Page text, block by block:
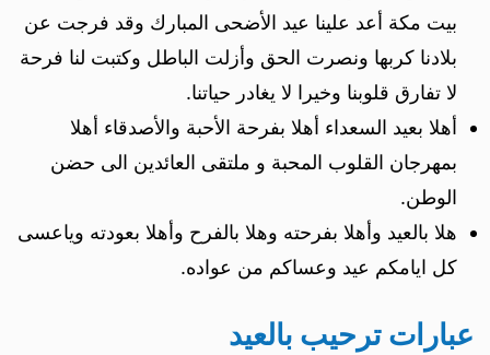
بيت مكة أعد علينا عيد الأضحى المبارك وقد فرجت عن
بلادنا كربها ونصرت الحق وأزلت الباطل وكتبت لنا فرحة
لا تفارق قلوبنا وخيرا لا يغادر حياتنا.
أهلا بعيد السعداء أهلا بفرحة الأحبة والأصدقاء أهلا
بمهرجان القلوب المحبة و ملتقى العائدين الى حضن
الوطن.
هلا بالعيد وأهلا بفرحته وهلا بالفرح وأهلا بعودته وياعسى
كل ايامكم عيد وعساكم من عواده.
عبارات ترحيب بالعيد